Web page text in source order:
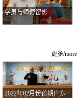
学员与师傅留影
更多/more
2022年02月份首期广东